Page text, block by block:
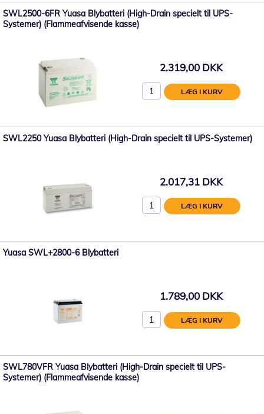
SWL2500-6FR Yuasa Blybatteri (High-Drain specielt til UPS-
Systemer) (Flammeafvisende kasse)
2.319,00 DKK
LÆG I KURV
SWL2250 Yuasa Blybatteri (High-Drain specielt til UPS-Systemer)
2.017,31 DKK
LÆG I KURV
Yuasa SWL+2800-6 Blybatteri
1.789,00 DKK
LÆG I KURV
SWL780VFR Yuasa Blybatteri (High-Drain specielt til UPS-
Systemer) (Flammeafvisende kasse)